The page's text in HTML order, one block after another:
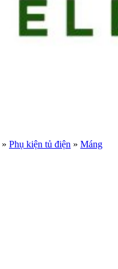
» Phụ kiện tủ điện » Máng